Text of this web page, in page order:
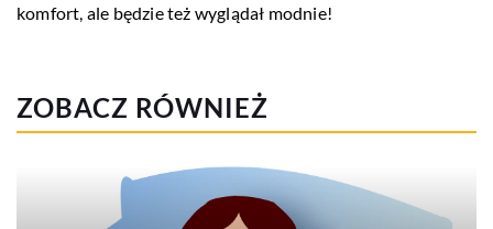
komfort, ale będzie też wyglądał modnie!
ZOBACZ RÓWNIEŻ